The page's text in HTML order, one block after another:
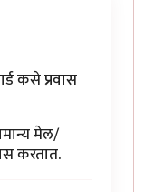
कसे प्रवास
मेल/
करतात.